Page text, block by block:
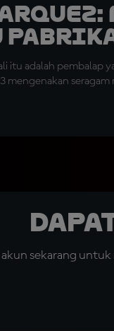
itu adalah pembalap
mengenakan seragam
sekarang